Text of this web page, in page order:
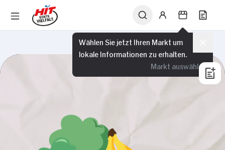
Wählen Sie jetzt Ihren Markt um
lokale Informationen zu erhalten.
Markt auswählen